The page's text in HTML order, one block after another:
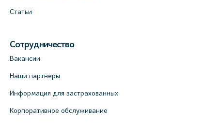
Статьи
Сотрудничество
Вакансии
Наши партнеры
Информация для застрахованных
Корпоративное обслуживание